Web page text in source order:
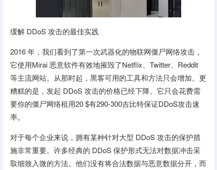
缓解 DDoS 攻击的最佳实践
2016 年，我们看到了第一次武器化的物联网僵尸网络攻击，
它使用Mirai 恶意软件有效地摧毁了Netflix、Twitter、Reddit
等主流网站。从那时起，黑客可用的工具和方法只会增加。更
糟糕的是，发起 DDoS 攻击的价格已经下降。它只会花费需
要你的僵尸网络租用20 $有290-300吉比特保证DDoS攻击速
率。
对于每个企业来说，拥有某种针对大型 DDoS 攻击的保护措
施非常重要。许多经典的 DDoS 保护形式无法对数据冲击采
取细致入微的方法。他们没有将合法数据与恶意数据分开，而